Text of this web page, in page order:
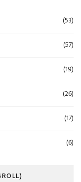
(53)
(57)
(19)
(26)
(17)
(6)